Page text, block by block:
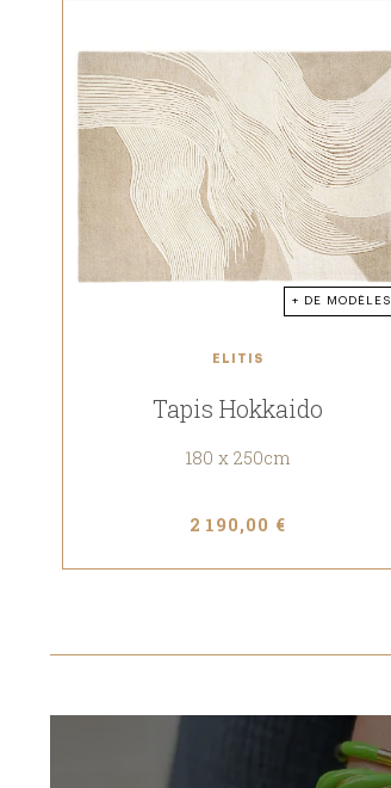
+ DE MODÈLES
ELITIS
Tapis Hokkaido
180 x 250cm
2 190,00 €